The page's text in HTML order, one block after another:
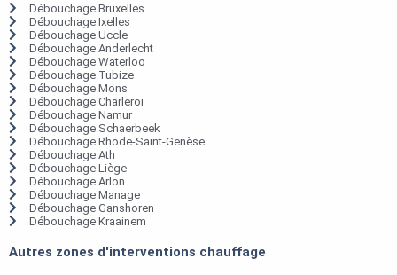
Débouchage Bruxelles
Débouchage Ixelles
Débouchage Uccle
Débouchage Anderlecht
Débouchage Waterloo
Débouchage Tubize
Débouchage Mons
Débouchage Charleroi
Débouchage Namur
Débouchage Schaerbeek
Débouchage Rhode-Saint-Genèse
Débouchage Ath
Débouchage Liège
Débouchage Arlon
Débouchage Manage
Débouchage Ganshoren
Débouchage Kraainem
Autres zones d'interventions chauffage